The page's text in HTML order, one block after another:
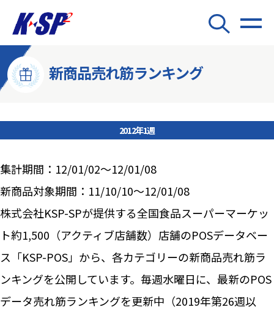
新商品売れ筋ランキング
2012年1週
集計期間：12/01/02～12/01/08
新商品対象期間：11/10/10～12/01/08
株式会社KSP-SPが提供する全国食品スーパーマーケッ
ト約1,500（アクティブ店舗数）店舗のPOSデータベー
ス「KSP-POS」から、各カテゴリーの新商品売れ筋ラ
ンキングを公開しています。毎週水曜日に、最新のPOS
データ売れ筋ランキングを更新中（2019年第26週以